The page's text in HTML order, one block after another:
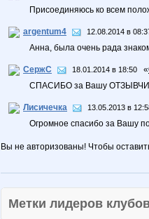
Присоединяюсь ко всем
argentum4 12.08.2014 в
Анна, была очень рада
СержС 18.01.2014 в 18:50 «
СПАСИБО за Вашу
Лисичечка 13.05.2013 в
Огромное спасибо за Вашу
Вы не авторизованы! Чтобы
Метки лидеров